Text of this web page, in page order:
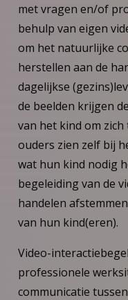
met vragen en/of
behulp van eigen
om het natuurlijke
herstellen aan de
dagelijkse
de beelden krijgen
van het kind om
ouders zien zelf bij
wat hun kind nodig
begeleiding van de
handelen
van hun kind(eren).
Video-
professionele
communicatie